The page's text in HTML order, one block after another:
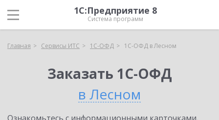
1С:Предприятие 8
Система программ
Главная Сервисы ИТС 1С-ОФД 1С-ОФД в Лесном
Заказать 1С-ОФД
в Лесном